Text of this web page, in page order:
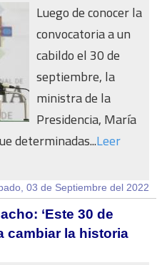
Luego de conocer la
convocatoria a un
cabildo el 30 de
septiembre, la
ministra de la
Presidencia, María
determinadas...Leer
03 de Septiembre del 2022
‘Este 30 de
cambiar la historia